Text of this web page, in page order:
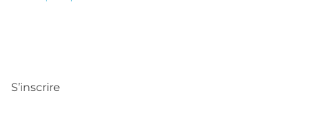
S’inscrire